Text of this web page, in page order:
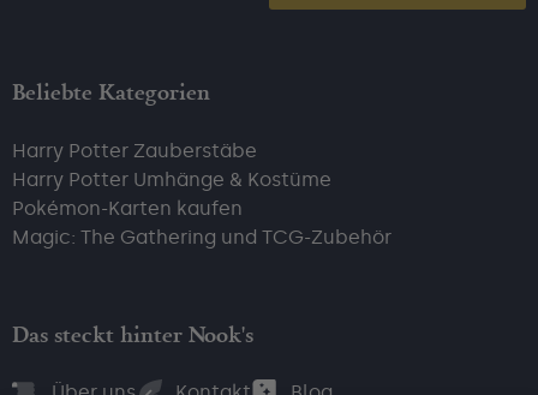
Beliebte Kategorien
Harry Potter Zauberstäbe
Harry Potter Umhänge & Kostüme
Pokémon-Karten kaufen
Magic: The Gathering und TCG-Zubehör
Das steckt hinter Nook's